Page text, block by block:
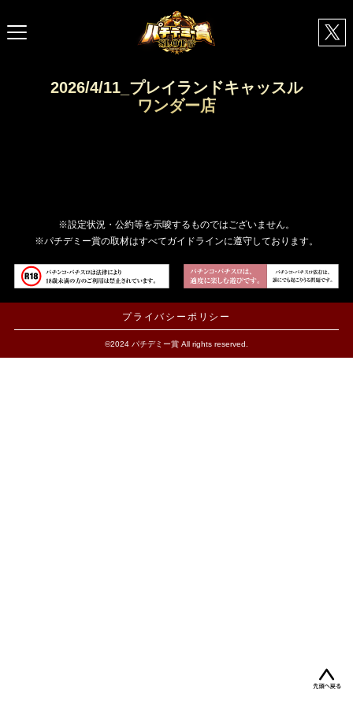
2026/4/11_プレイランドキャッスル
ワンダー店
※設定状況・公約等を示唆するものではございません。
※パチデミー賞の取材はすべてガイドラインに遵守しております。
プライバシーポリシー
©2024 パチデミー賞 All rights reserved.